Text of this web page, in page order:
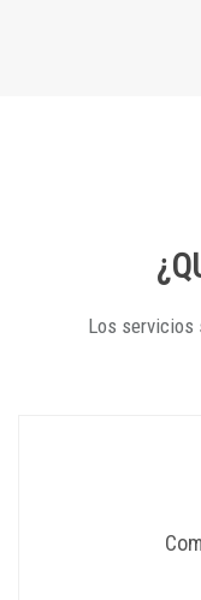
Los servicios